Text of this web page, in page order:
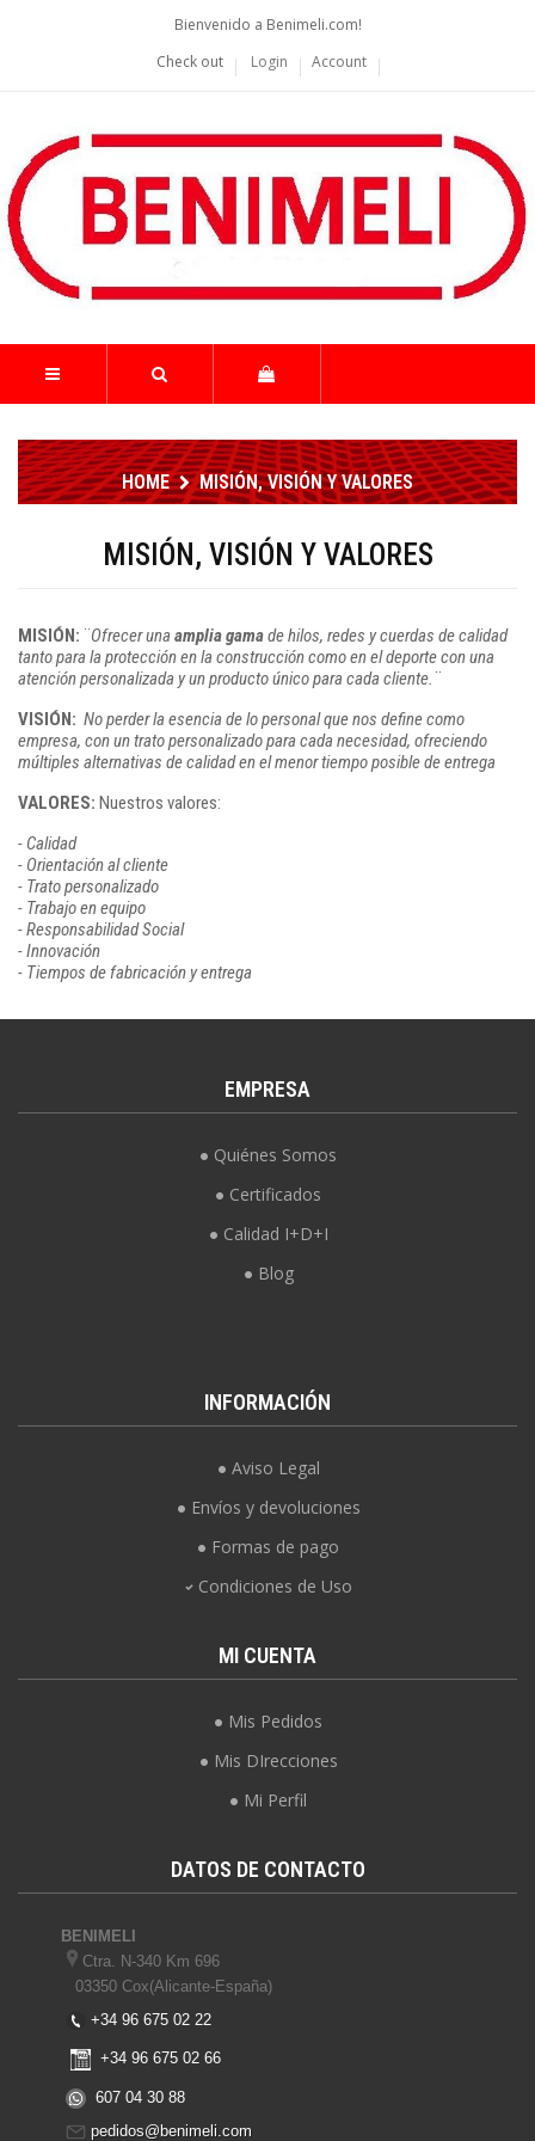
Bienvenido a Benimeli.com!
Check out
Login Account
HOME MISIÓN, VISIÓN Y VALORES
MISIÓN, VISIÓN Y VALORES
MISIÓN: ¨Ofrecer una amplia gamade hilos, redes y cuerdas de calidad
tanto para la protección en la construcción como en el deporte con una
atención personalizada y un producto único para cada cliente.¨
VISIÓN: No perder la esencia de lo personal que nos define como
empresa, con un trato personalizado para cada necesidad, ofreciendo
múltiples alternativas de calidaden el menor tiempo posible de entrega
VALORES: Nuestros valores:
- Calidad
- Orientación al cliente
- Trato personalizado
- Trabajo en equipo
- Responsabilidad Social
- Innovación
- Tiempos de fabricación y entrega
EMPRESA
Quiénes Somos
Certificados
Calidad I+D+I
Blog
INFORMACIÓN
Aviso Legal
Envíos y devoluciones
Formas de pago
Condiciones de Uso
MI CUENTA
Mis Pedidos
Mis DIrecciones
Mi Perfil
DATOS DE CONTACTO
BENIMELI
Ctra. N-340 Km 696
03350 Cox(Alicante-España)
+34 96 675 02 22
+34 96 675 02 66
607 04 30 88
pedidos@benimeli.com